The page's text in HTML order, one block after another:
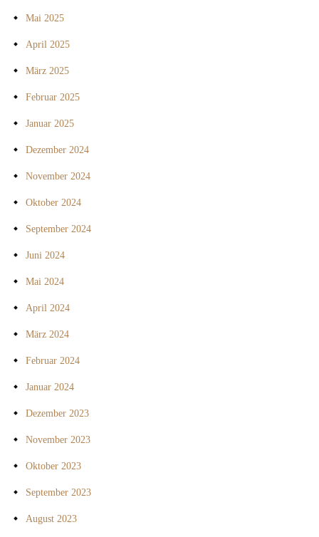
Mai 2025
April 2025
März 2025
Februar 2025
Januar 2025
Dezember 2024
November 2024
Oktober 2024
September 2024
Juni 2024
Mai 2024
April 2024
März 2024
Februar 2024
Januar 2024
Dezember 2023
November 2023
Oktober 2023
September 2023
August 2023